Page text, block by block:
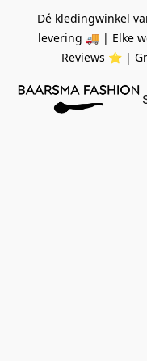
Dé kledingwinkel
levering 🚚 | Elke
Reviews ⭐️ |